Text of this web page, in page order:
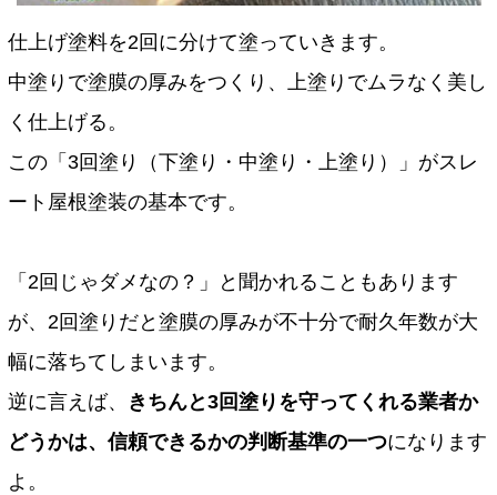
仕上げ塗料を2回に分けて塗っていきます。
中塗りで塗膜の厚みをつくり、上塗りでムラなく美し
く仕上げる。
この「3回塗り（下塗り・中塗り・上塗り）」がスレ
ート屋根塗装の基本です。
「2回じゃダメなの？」と聞かれることもあります
が、2回塗りだと塗膜の厚みが不十分で耐久年数が大
幅に落ちてしまいます。
逆に言えば、 きちんと3回塗りを守ってくれる業者か
どうかは、信頼できるかの判断基準の一つになります
よ。